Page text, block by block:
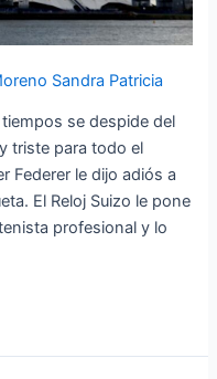
Sandra Patricia
se despide del
triste para todo el
Federer le dijo adiós a
El Reloj Suizo le pone
profesional y lo